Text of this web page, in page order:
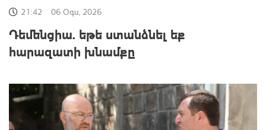
21:42 06 Օգս, 2026
Դեմենցիա. եթե ստանձնել եք
հարազատի խնամքը